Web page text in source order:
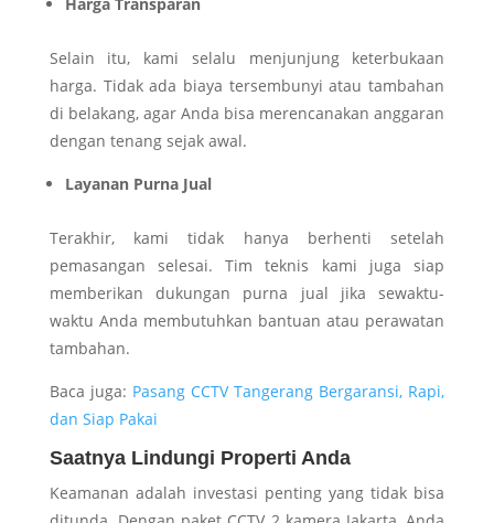
Selain itu, kami selalu menjunjung keterbukaan
harga. Tidak ada biaya tersembunyi atau tambahan
di belakang, agar Anda bisa merencanakan anggaran
dengan tenang sejak awal.
Layanan Purna Jual
Terakhir, kami tidak hanya berhenti setelah
pemasangan selesai. Tim teknis kami juga siap
memberikan dukungan purna jual jika sewaktu-
waktu Anda membutuhkan bantuan atau perawatan
tambahan.
Baca juga: Pasang CCTV Tangerang Bergaransi, Rapi,
dan Siap Pakai
Saatnya Lindungi Properti Anda
Keamanan adalah investasi penting yang tidak bisa